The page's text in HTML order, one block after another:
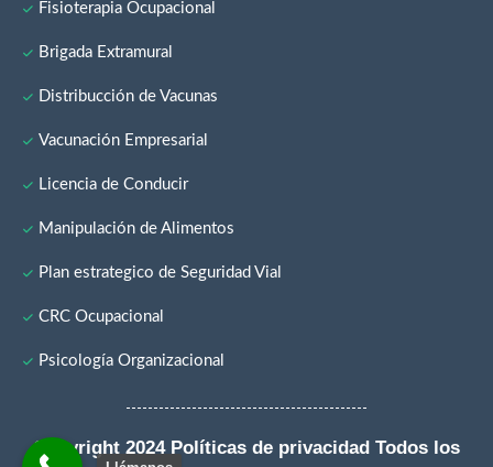
Fisioterapia Ocupacional
Brigada Extramural
Distribucción de Vacunas
Vacunación Empresarial
Licencia de Conducir
Manipulación de Alimentos
Plan estrategico de Seguridad Vial
CRC Ocupacional
Psicología Organizacional
Copyright 2024 Políticas de privacidad Todos los